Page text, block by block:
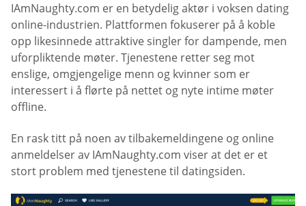
IAmNaughty.com er en betydelig aktør i voksen dating
online-industrien. Plattformen fokuserer på å koble
opp likesinnede attraktive singler for dampende, men
uforpliktende møter. Tjenestene retter seg mot
enslige, omgjengelige menn og kvinner som er
interessert i å flørte på nettet og nyte intime møter
offline.
En rask titt på noen av tilbakemeldingene og online
anmeldelser av IAmNaughty.com viser at det er et
stort problem med tjenestene til datingsiden.